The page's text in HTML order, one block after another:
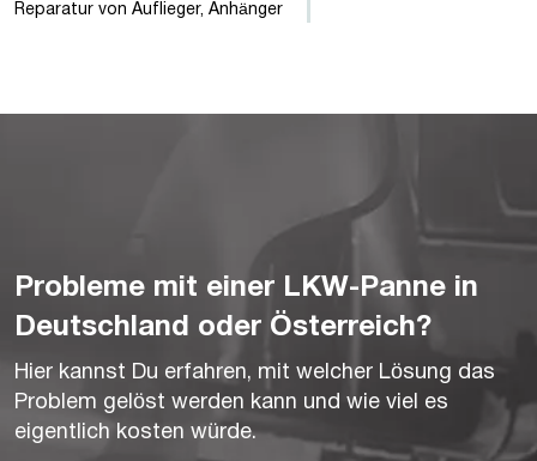
Reparatur von Auflieger, Anhänger
Probleme mit einer LKW-Panne in
Deutschland oder Österreich?
Hier kannst Du erfahren, mit welcher Lösung das
Problem gelöst werden kann und wie viel es
eigentlich kosten würde.